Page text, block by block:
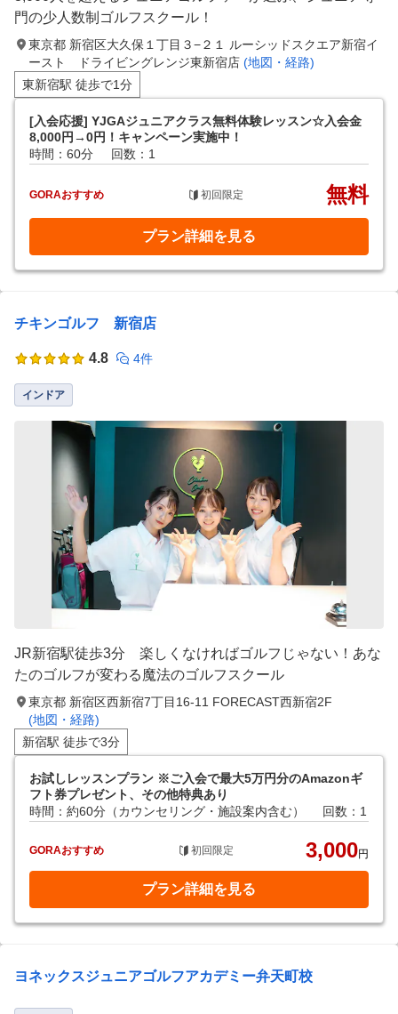
門の少人数制ゴルフスクール！
東京都 新宿区大久保１丁目３−２１ ルーシッドスクエア新宿イ
ースト ドライビングレンジ東新宿店 (地図・経路)
東新宿駅 徒歩で1分
[入会応援] YJGAジュニアクラス無料体験レッスン☆入会金
8,000円→0円！キャンペーン実施中！
時間：60分
回数：1
GORAおすすめ 初回限定 無料
プラン詳細を見る
チキンゴルフ 新宿店
4.8 4件
インドア
JR新宿駅徒歩3分 楽しくなければゴルフじゃない！あな
たのゴルフが変わる魔法のゴルフスクール
東京都 新宿区西新宿7丁目16‐11 FORECAST西新宿2F
(地図・経路)
新宿駅 徒歩で3分
お試しレッスンプラン ※ご入会で最大5万円分のAmazonギ
フト券プレゼント、その他特典あり
時間：約60分（カウンセリング・施設案内含む）
回数：1
GORAおすすめ 初回限定 3,000円
プラン詳細を見る
ヨネックスジュニアゴルフアカデミー弁天町校